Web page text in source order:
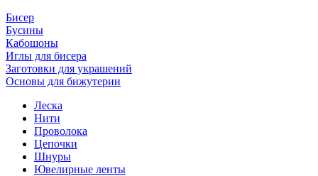
Бисер
Бусины
Кабошоны
Иглы для бисера
Заготовки для украшений
Основы для бижутерии
Леска
Нити
Проволока
Цепочки
Шнуры
Ювелирные ленты